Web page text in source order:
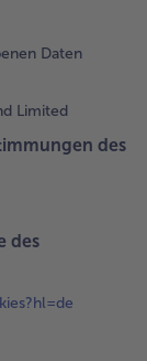
Daten
Limited
des
des